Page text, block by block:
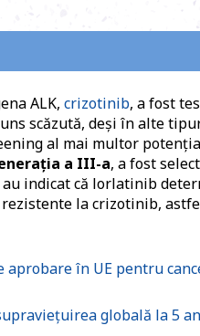
ALK, crizotinib, a fost
scăzută, deși în alte
al mai multor
a III-a, a fost
indicat că lorlatinib
la crizotinib,
în UE pentru
globală la 5